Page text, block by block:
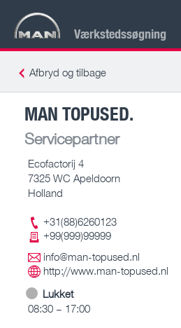
Værkstedssøgning
Afbryd og tilbage
MAN TOPUSED.
Servicepartner
Ecofactorij 4
7325 WC Apeldoorn
Holland
+31(88)6260123
+99(999)99999
info@man-topused.nl
http://www.man-topused.nl
Lukket
08:30 – 17:00